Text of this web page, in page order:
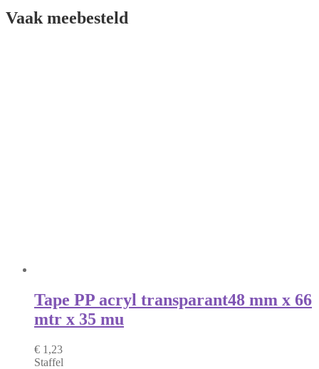
Vaak meebesteld
Tape PP acryl transparant48 mm x 66
mtr x 35 mu
€ 1,23
Staffel